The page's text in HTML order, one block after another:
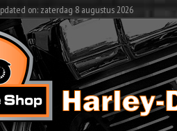
on: zaterdag 8 augustus 2026